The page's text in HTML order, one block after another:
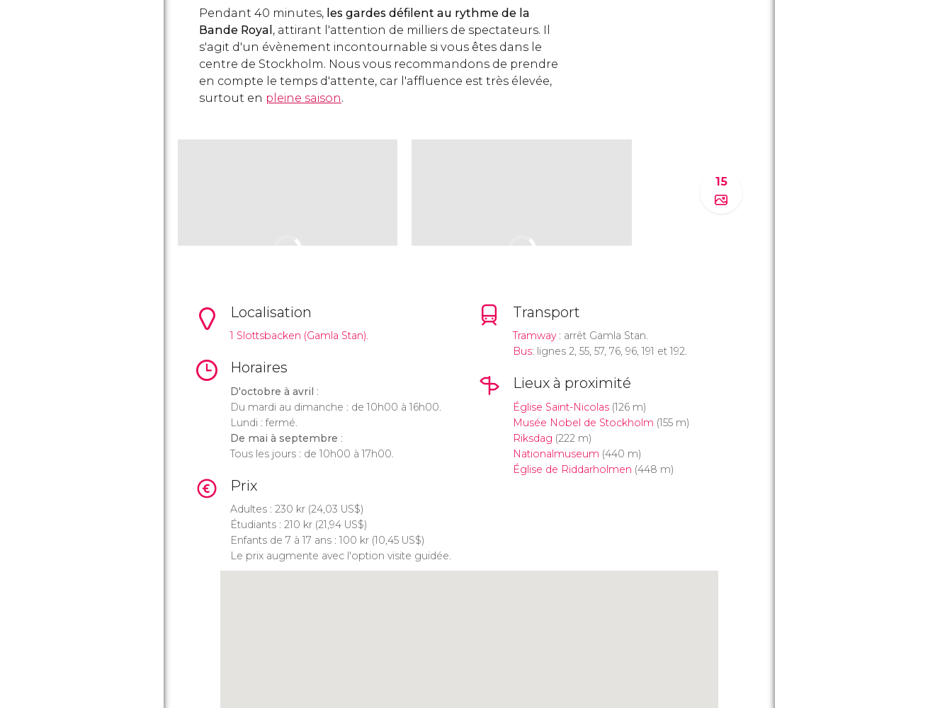
Pendant 40 minutes, les gardes défilent au rythme de la
Bande Royal , attirant l'attention de milliers de spectateurs. Il
s'agit d'un évènement incontournable si vous êtes dans le
centre de Stockholm. Nous vous recommandons de prendre
en compte le temps d'attente, car l'affluence est très élevée,
surtout en pleine saison.
15
Localisation
1 Slottsbacken (Gamla Stan).
Horaires
D'octobre à avril :
Du mardi au dimanche : de 10h00 à 16h00.
Lundi : fermé.
De mai à septembre :
Tous les jours : de 10h00 à 17h00.
Prix
Adultes : 230 kr (24,03 US$)
Étudiants : 210 kr (21,94 US$)
Enfants de 7 à 17 ans : 100 kr (10,45 US$)
Le prix augmente avec l'option visite guidée.
Transport
Tramway: arrêt Gamla Stan.
Bus: lignes 2, 55, 57, 76, 96, 191 et 192.
Lieux à proximité
Église Saint-Nicolas(126 m)
Musée Nobel de Stockholm (155 m)
Riksdag (222 m)
Nationalmuseum (440 m)
Église de Riddarholmen (448 m)